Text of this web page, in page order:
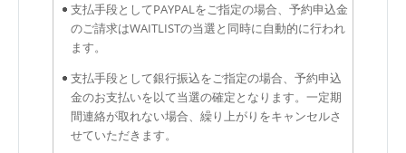
支払手段としてPAYPALをご指定の場合、予約申込金
のご請求はWAITLISTの当選と同時に自動的に行われ
ます。
支払手段として銀行振込をご指定の場合、予約申込
金のお支払いを以て当選の確定となります。一定期
間連絡が取れない場合、繰り上がりをキャンセルさ
せていただきます。